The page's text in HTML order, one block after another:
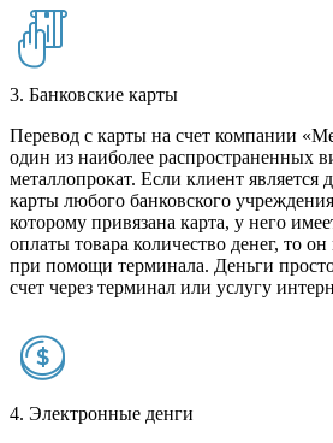
3. Банковские карты
Перевод с карты на счет компании
один из наиболее распространенных
металлопрокат. Если клиент является
карты любого банковского
которому привязана карта, у него
оплаты товара количество денег, то
при помощи терминала. Деньги
счет через терминал или услугу
4. Электронные денги